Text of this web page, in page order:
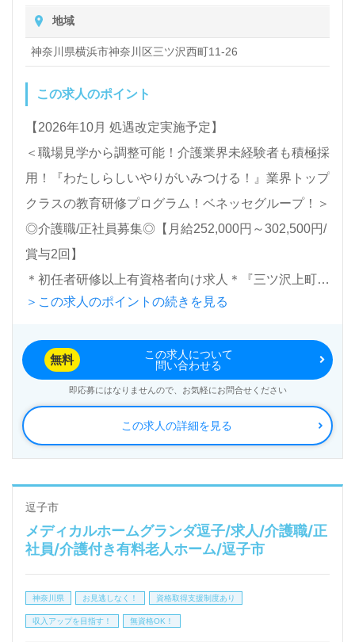
保育手当：10,000円（規定あり）
有給取得促進手当
賞与（年2回）
・入浴や排せつ、食事などの身体的サポート、買い物や掃
除、洗濯など日常生活のサポートなど
地域
神奈川県横浜市神奈川区三ツ沢西町11-26
この求人のポイント
【2026年10月 処遇改定実施予定】
＜職場見学から調整可能！介護業界未経験者も積極採
用！『わたしらしいやりがいみつける！』業界トップ
クラスの教育研修プログラム！ベネッセグループ！＞
◎介護職/正社員募集◎【月給252,000円～302,500円/
賞与2回】
＊初任者研修以上有資格者向け求人＊『三ツ沢上町
駅』徒歩7分。
入居定員72名（全室個室）『メディカル・リハビリ
ホームグランダ三ツ沢』株式会社会社ベネッセスタイ
ルケアBenesse Style Care Co.,Ltd. （本社：東京都西
新宿） 様の運営です。従業員18,200人以上、26年の
実績、全国に350拠点以上の有料老人ホーム、教育/学
童領域で事業展開されています。業界トップクラスの
施設数を誇り、ワンランク上の介護サービスをご提
供。資格支援制度や教育研修プログラムも充実。『入
社してよかった！』のお声も届く企業様です。
◎誰かのお役に立つ仕事×はたらくをわたしらしく！
＞この求人のポイントの続きを見る
この求人の詳細を見る
無料
この求人について
問い合わせる
即応募にはなりませんので、お気軽にお問合せください
逗子市
メディカルホームグランダ逗子/求人/介護職/正
社員/介護付き有料老人ホーム/逗子市
神奈川県 お見逃しなく！ 資格取得支援制度あり
収入アップを目指す！ 無資格OK！